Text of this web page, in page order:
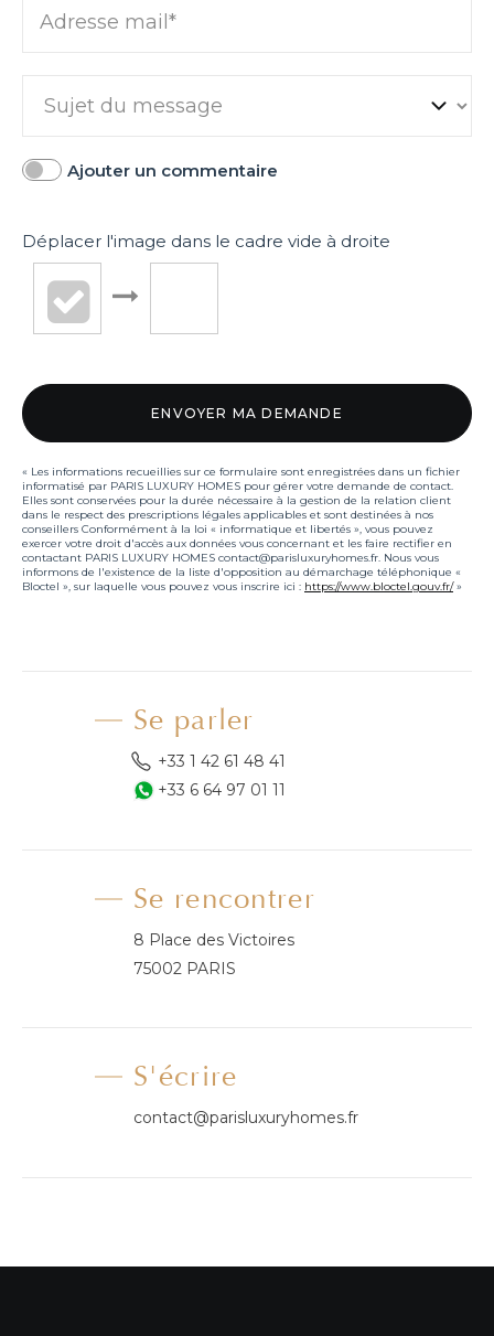
Se parler
+33 1 42 61 48 41
+33 6 64 97 01 11
Se rencontrer
8 Place des Victoires
75002 PARIS
S'écrire
contact@parisluxuryhomes.fr
Adresse mail*
Ajouter un commentaire
Déplacer l'image dans le cadre vide à droite
« Les informations recueillies sur ce formulaire sont enregistrées dans un fichier
informatisé par PARIS LUXURY HOMES pour gérer votre demande de contact.
Elles sont conservées pour la durée nécessaire à la gestion de la relation client
dans le respect des prescriptions légales applicables et sont destinées à nos
conseillers Conformément à la loi « informatique et libertés », vous pouvez
exercer votre droit d'accès aux données vous concernant et les faire rectifier en
contactant PARIS LUXURY HOMES contact@parisluxuryhomes.fr. Nous vous
informons de l'existence de la liste d'opposition au démarchage téléphonique «
Bloctel », sur laquelle vous pouvez vous inscrire ici : https://www.bloctel.gouv.fr/»